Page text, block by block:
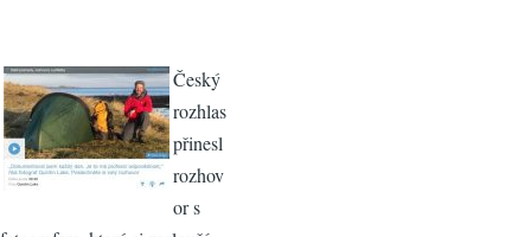
Český
rozhlas
přinesl
rozhov
or s